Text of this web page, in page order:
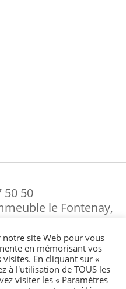
50 50
le Fontenay,
-Politique de gestion des cookies
site Web pour vous
en mémorisant vos
En cliquant sur «
à l'utilisation de TOUS les
visiter les « Paramètres